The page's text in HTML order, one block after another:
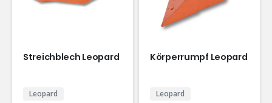
Streichblech Leopard
Leopard
Körperrumpf Leopard
Leopard